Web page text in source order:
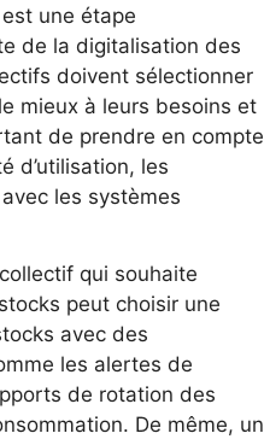
une étape
de la digitalisation des
doivent sélectionner
mieux à leurs besoins et
de prendre en compte
d’utilisation, les
les systèmes
qui souhaite
peut choisir une
avec des
les alertes de
de rotation des
De même, un